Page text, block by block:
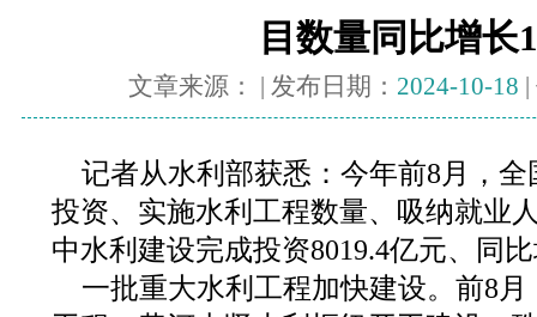
目数量同比增长
文章来源： | 发布日期： 2024-10-18
记者从水利部获悉：今年前8月，
投资、实施水利工程数量、吸纳就业
中水利建设完成投资8019.4亿元、同
一批重大水利工程加快建设。前8